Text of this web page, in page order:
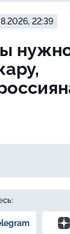
22:39